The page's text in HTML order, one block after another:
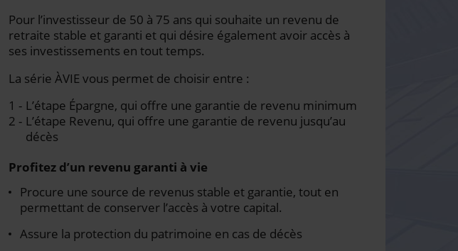
Pour l’investisseur de 50 à 75 ans qui souhaite un revenu de
retraite stable et garanti et qui désire également avoir accès à
ses investissements en tout temps.
La série ÀVIE vous permet de choisir entre :
L’étape Épargne, qui offre une garantie de revenu minimum
L’étape Revenu, qui offre une garantie de revenu jusqu’au
décès
Profitez d’un revenu garanti à vie
Procure une source de revenus stable et garantie, tout en
permettant de conserver l’accès à votre capital.
Assure la protection du patrimoine en cas de décès